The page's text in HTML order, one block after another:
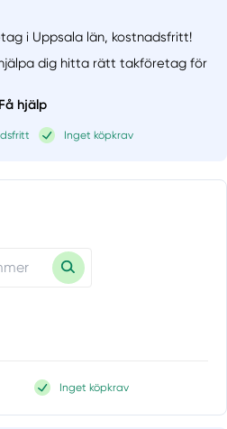
i Uppsala län, kostnadsfritt!
dig hitta rätt takföretag för
Få hjälp
Inget köpkrav
Inget köpkrav